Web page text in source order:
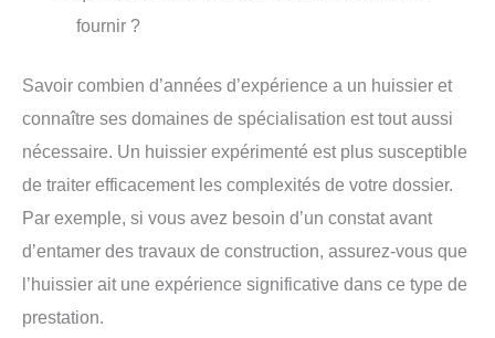
fournir ?
Savoir combien d’années d’expérience a un huissier et
connaître ses domaines de spécialisation est tout aussi
nécessaire. Un huissier expérimenté est plus susceptible
de traiter efficacement les complexités de votre dossier.
Par exemple, si vous avez besoin d’un constat avant
d’entamer des travaux de construction, assurez-vous que
l’huissier ait une expérience significative dans ce type de
prestation.